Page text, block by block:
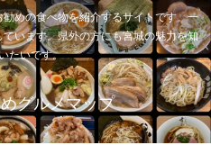
めの食べ物を紹介するサイトです。一
います。県外の方にも宮城の魅力を知
たいです。
グルメマップ